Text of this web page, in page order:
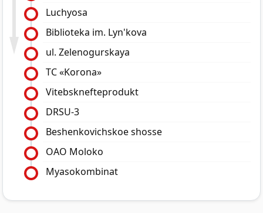
Luchyosa
Biblioteka im. Lyn'kova
ul. Zelenogurskaya
TC «Korona»
Vitebsknefteprodukt
DRSU-3
Beshenkovichskoe shosse
OAO Moloko
Myasokombinat